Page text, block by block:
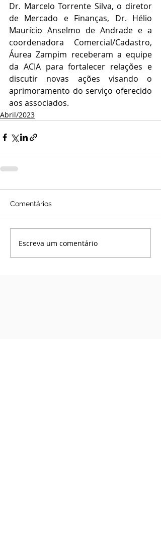
Dr. Marcelo Torrente Silva, o diretor
de Mercado e Finanças, Dr. Hélio
Maurício Anselmo de Andrade e a
coordenadora Comercial/Cadastro,
Áurea Zampim receberam a equipe
da ACIA para fortalecer relações e
discutir novas ações visando o
aprimoramento do serviço oferecido
aos associados.
Abril/2023
Comentários
Escreva um comentário